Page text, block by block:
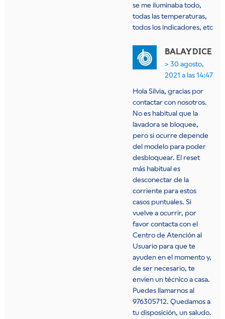
se me iluminaba todo,
todas las temperaturas,
todos los indicadores, etc
BALAY DICE
30 agosto,
2021 a las 14:47
Hola Silvia, gracias por
contactar con nosotros.
No es habitual que la
lavadora se bloquee,
pero si ocurre depende
del modelo para poder
desbloquear. El reset
más habitual es
desconectar de la
corriente para estos
casos puntuales. Si
vuelve a ocurrir, por
favor contacta con el
Centro de Atención al
Usuario para que te
ayuden en el momento y,
de ser necesario, te
envíen un técnico a casa.
Puedes llamarnos al
976305712. Quedamos a
tu disposición, un saludo.